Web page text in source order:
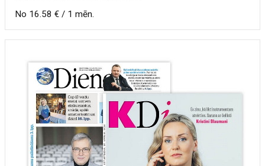
No 16.58 € / 1 mēn.